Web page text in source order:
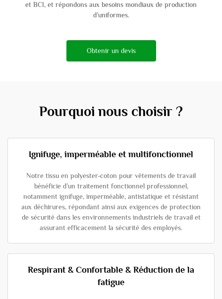
et BCI, et répondons aux besoins mondiaux de production
d’uniformes.
Obtenir un devis
Pourquoi nous choisir ?
Ignifuge, imperméable et multifonctionnel
Notre tissu en polyester-coton pour vêtements de travail
bénéficie d’un traitement fonctionnel professionnel,
notamment ignifuge, imperméable, antistatique et résistant
aux déchirures, répondant ainsi aux exigences de protection
de sécurité dans les environnements industriels de travail et
assurant efficacement la sécurité des employés.
Respirant & Confortable & Réduction de la
fatigue